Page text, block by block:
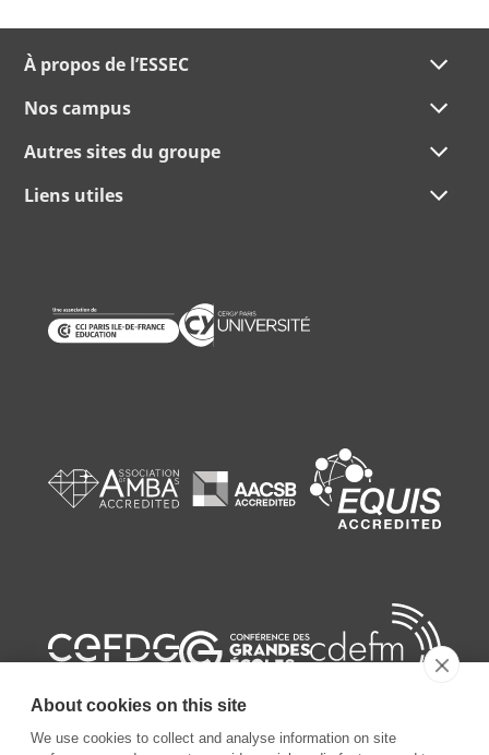
À propos de l’ESSEC
Nos campus
Autres sites du groupe
Liens utiles
About cookies on this site
We use cookies to collect and analyse information on site